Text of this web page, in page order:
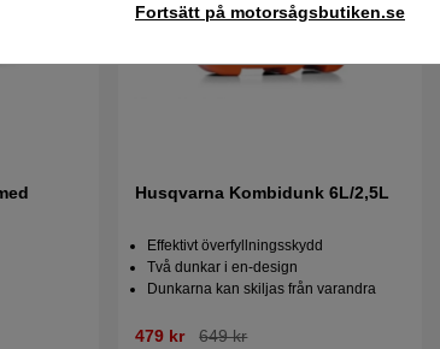
Fortsätt på motorsågsbutiken.se
Husqvarna Kombidunk 6L/2,5L
Effektivt överfyllningsskydd
Två dunkar i en-design
Dunkarna kan skiljas från varandra
479 kr 649 kr